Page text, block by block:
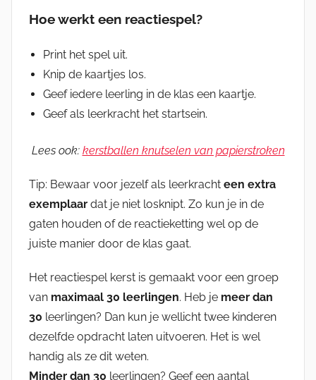
Hoe werkt een reactiespel?
Print het spel uit.
Knip de kaartjes los.
Geef iedere leerling in de klas een kaartje.
Geef als leerkracht het startsein.
Lees ook: kerstballen knutselen van papierstroken
Tip: Bewaar voor jezelf als leerkracht een extra
exemplaar dat je niet losknipt. Zo kun je in de
gaten houden of de reactieketting wel op de
juiste manier door de klas gaat.
Het reactiespel kerst is gemaakt voor een groep
van maximaal 30 leerlingen. Heb je meer dan
30 leerlingen? Dan kun je wellicht twee kinderen
dezelfde opdracht laten uitvoeren. Het is wel
handig als ze dit weten.
Minder dan 30 leerlingen? Geef een aantal